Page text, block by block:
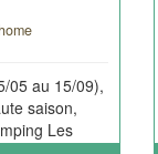
05 au 15/09),
saison,
Les